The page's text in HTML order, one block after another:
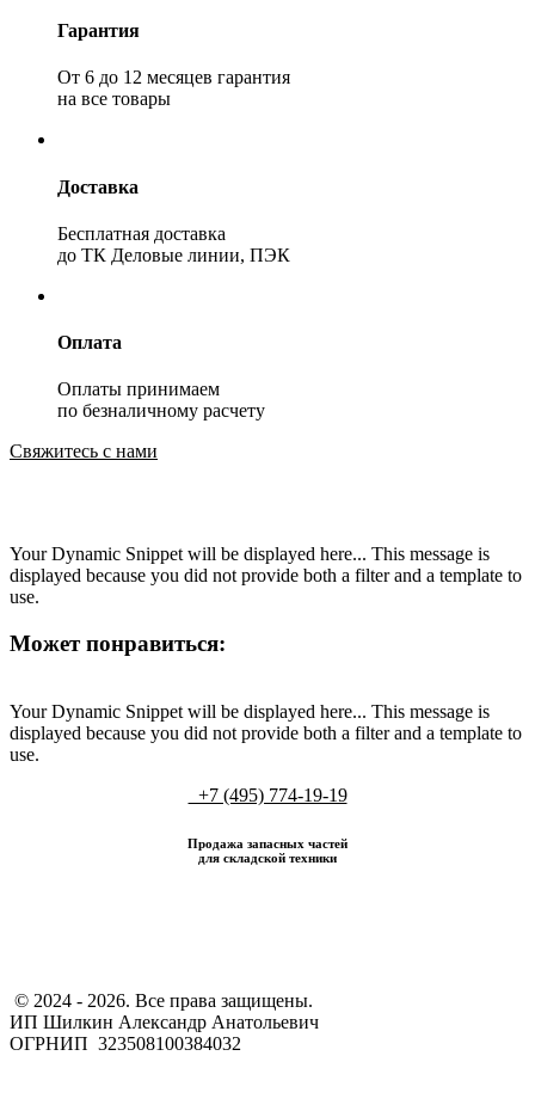
Гарантия
От 6 до 12 месяцев гарантия
на все товары
Доставка
Бесплатная доставка
до ТК Деловые линии, ПЭК
Оплата
Оплаты принимаем
по безналичному расчету
Свяжитесь с нами
Your Dynamic Snippet will be displayed here... This message is
displayed because you did not provide both a filter and a template to
use.
Может понравиться:
Your Dynamic Snippet will be displayed here... This message is
displayed because you did not provide both a filter and a template to
use.
+7 (495) 774-19-19
Продажа запасных частей
для складской техники
​ © 2024 - 2026. Все права защищены.
ИП Шилкин Александр Анатольевич
ОГРНИП 323508100384032